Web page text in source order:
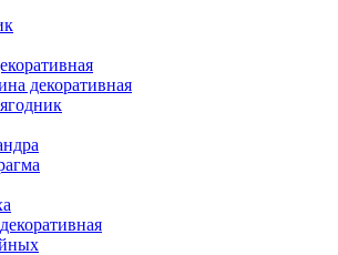
декоративная